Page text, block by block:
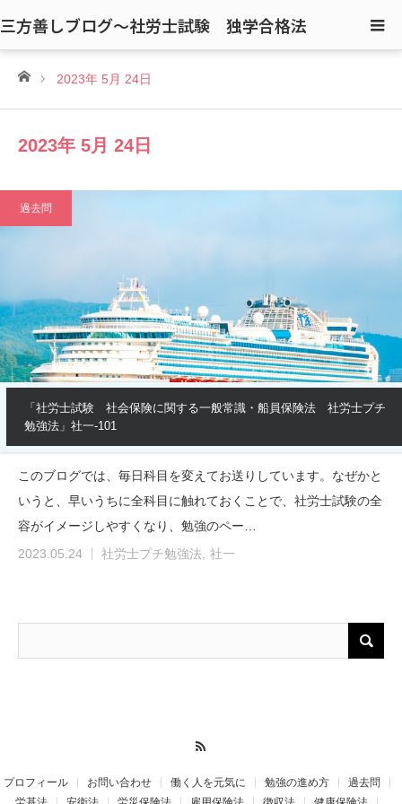
三方善しブログ〜社労士試験 独学合格法
ホーム2023年 5月 24日
2023年 5月 24日
過去問
「社労士試験 社会保険に関する一般常識・船員保険法 社労士プチ
勉強法」社一-101
このブログでは、毎日科目を変えてお送りしています。なぜかと
いうと、早いうちに全科目に触れておくことで、社労士試験の全
容がイメージしやすくなり、勉強のペー…
2023.05.24
社労士プチ勉強法 社一
プロフィール お問い合わせ 働く人を元気に 勉強の進め方
過去問